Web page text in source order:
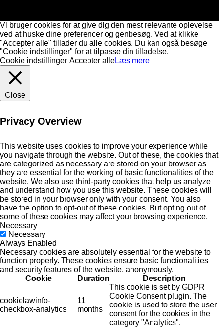
Vi bruger cookies for at give dig den mest relevante oplevelse
ved at huske dine preferencer og genbesøg. Ved at klikke
"Accepter alle" tillader du alle cookies. Du kan også besøge
"Cookie indstillinger" for at tilpasse din tilladelse.
Cookie indstillinger Accepter alleLæs mere
Close
Privacy Overview
This website uses cookies to improve your experience while
you navigate through the website. Out of these, the cookies that
are categorized as necessary are stored on your browser as
they are essential for the working of basic functionalities of the
website. We also use third-party cookies that help us analyze
and understand how you use this website. These cookies will
be stored in your browser only with your consent. You also
have the option to opt-out of these cookies. But opting out of
some of these cookies may affect your browsing experience.
Necessary
Necessary
Always Enabled
Necessary cookies are absolutely essential for the website to
function properly. These cookies ensure basic functionalities
and security features of the website, anonymously.
Cookie
Duration Description
cookielawinfo-
checkbox-analytics
11
months
This cookie is set by GDPR
Cookie Consent plugin. The
cookie is used to store the user
consent for the cookies in the
category "Analytics".